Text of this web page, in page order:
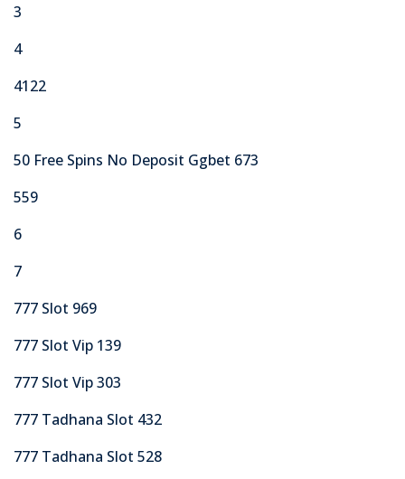
3
4
4122
5
50 Free Spins No Deposit Ggbet 673
559
6
7
777 Slot 969
777 Slot Vip 139
777 Slot Vip 303
777 Tadhana Slot 432
777 Tadhana Slot 528